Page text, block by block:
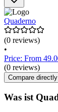
Quaderno
(0 reviews)
•
Price: From
(0 reviews)
Compare directly
Was ist